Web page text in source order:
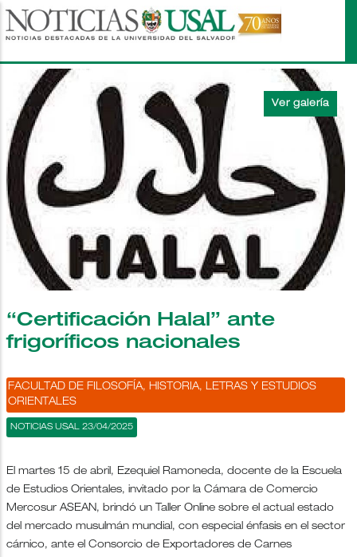
Pasar
al
principal
“Certificación Halal” ante
frigoríficos nacionales
FACULTAD DE FILOSOFÍA, HISTORIA, LETRAS Y ESTUDIOS
ORIENTALES
NOTICIAS USAL 23/04/2025
El martes 15 de abril, Ezequiel Ramoneda, docente de la Escuela
de Estudios Orientales, invitado por la Cámara de Comercio
Mercosur ASEAN, brindó un Taller Online sobre el actual estado
del mercado musulmán mundial, con especial énfasis en el sector
cárnico, ante el Consorcio de Exportadores de Carnes